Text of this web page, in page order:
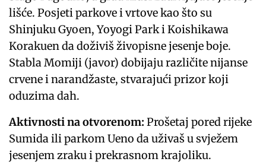
lišće. Posjeti parkove i vrtove kao što su
Shinjuku Gyoen, Yoyogi Park i Koishikawa
Korakuen da doživiš živopisne jesenje boje.
Stabla Momiji (javor) dobijaju različite nijanse
crvene i narandžaste, stvarajući prizor koji
oduzima dah.
Aktivnosti na otvorenom: Prošetaj pored rijeke
Sumida ili parkom Ueno da uživaš u svježem
jesenjem zraku i prekrasnom krajoliku.